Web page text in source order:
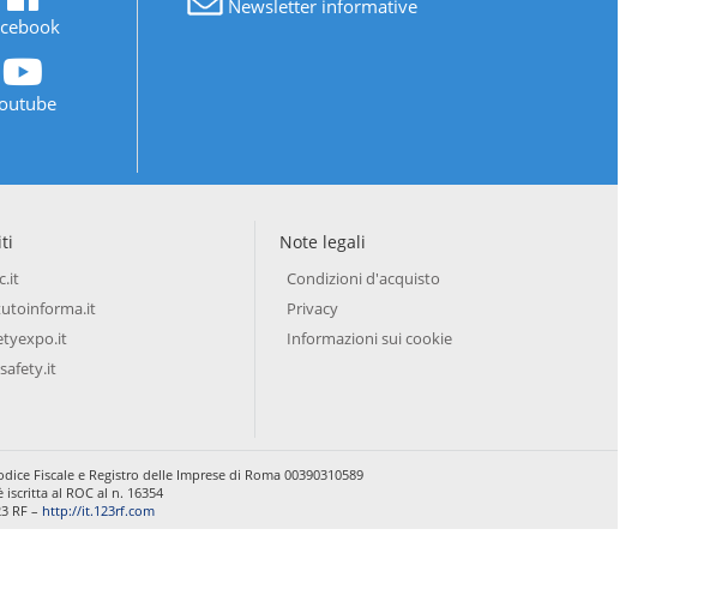
Newsletter informative
Note legali
Condizioni d'acquisto
Privacy
Informazioni sui cookie
Fiscale e Registro delle Imprese di Roma 00390310589
iscritta al ROC al n. 16354
RF – http://it.123rf.com